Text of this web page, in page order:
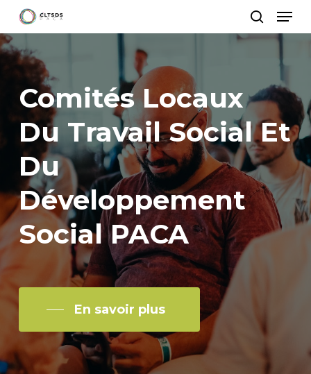
Skip
to
main
content
search
Menu
Comités Locaux
Du Travail Social Et
Du
Développement
Social PACA
En savoir plus